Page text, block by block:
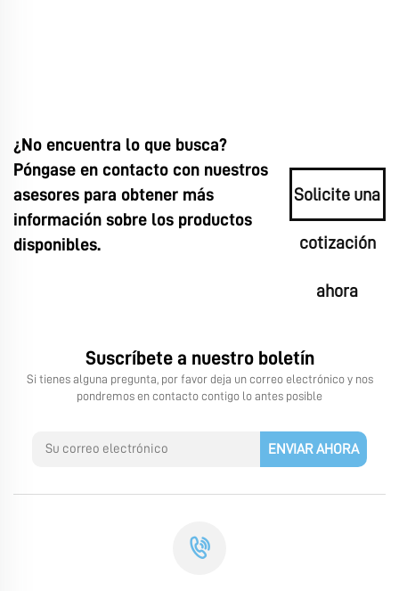
¿No encuentra lo que busca?
Póngase en contacto con nuestros
asesores para obtener más
información sobre los productos
disponibles.
Solicite una
cotización
ahora
Suscríbete a nuestro boletín
Si tienes alguna pregunta, por favor deja un correo electrónico y nos
pondremos en contacto contigo lo antes posible
ENVIAR AHORA